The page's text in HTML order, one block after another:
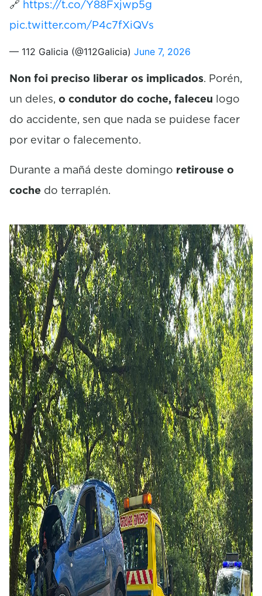
🔗 https://t.co/Y88Fxjwp5g
pic.twitter.com/P4c7fXiQVs
— 112 Galicia (@112Galicia) June 7, 2026
Non foi preciso liberar os implicados. Porén,
un deles, o condutor do coche, faleceu logo
do accidente, sen que nada se puidese facer
por evitar o falecemento.
Durante a mañá deste domingo retirouse o
coche do terraplén.